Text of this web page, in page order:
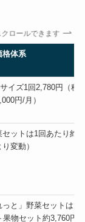
クロールできます
格体系
イズ1回2,780円（税
円/月）
セットは1回あたり約
変動）
っと」野菜セットは1
果物セット約3,760円